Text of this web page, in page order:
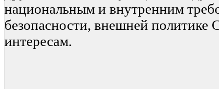
национальным и внутренним
безопасности, внешней
интересам.